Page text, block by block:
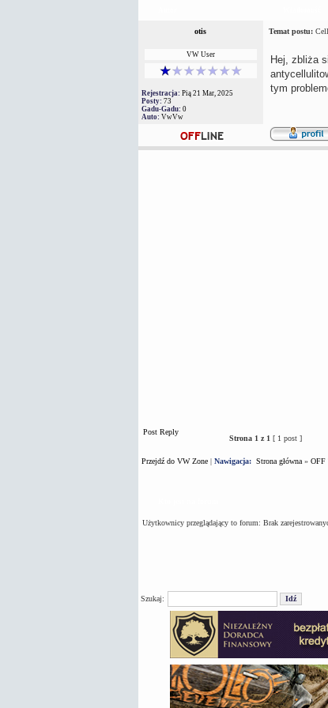
otis Temat postu:
VW User
Rejestracja: Pią 21 Mar, 2025
Posty: 73
Gadu-Gadu: 0
Auto: VwVw
Hej, zbliża
tym
Post Reply
Strona 1 z 1 [ 1 post ]
Przejdź do VW Zone| Nawigacja: Strona główna» OFF
Użytkownicy przeglądający to forum: Brak
Szukaj: